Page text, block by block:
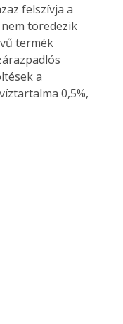
felszívja a
töredezik
termék
a
0,5%,